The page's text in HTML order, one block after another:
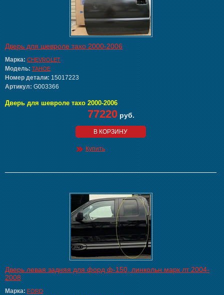
Дверь для шевроле тахо 2000-2006
Марка: CHEVROLET
Модель: TAHOE
Номер детали: 15017223
Артикул: G003366
Дверь для шевроле тахо 2000-2006
77220руб.
В КОРЗИНУ
Купить
Дверь левая задняя для форд ф-150, линкольн марк лт 2004-
2008
Марка: FORD